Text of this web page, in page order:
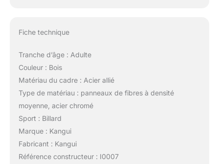
Fiche technique
Tranche d’âge : Adulte
Couleur : Bois
Matériau du cadre : Acier allié
Type de matériau : panneaux de fibres à densité
moyenne, acier chromé
Sport : Billard
Marque : Kangui
Fabricant : Kangui
Référence constructeur : I0007